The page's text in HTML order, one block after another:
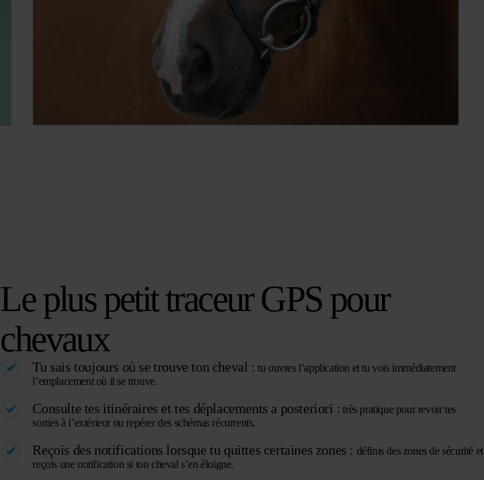
Le plus petit traceur GPS pour
chevaux
Tu sais toujours où se trouve ton cheval : tu ouvres l’application et tu vois immédiatement
l’emplacement où il se trouve.
Consulte tes itinéraires et tes déplacements a posteriori : très pratique pour revoir tes
sorties à l’extérieur ou repérer des schémas récurrents.
Reçois des notifications lorsque tu quittes certaines zones : définis des zones de sécurité et
reçois une notification si ton cheval s’en éloigne.